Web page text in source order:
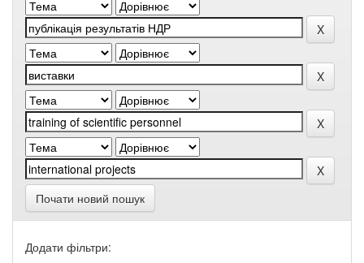
Почати новий пошук
Додати фільтри: